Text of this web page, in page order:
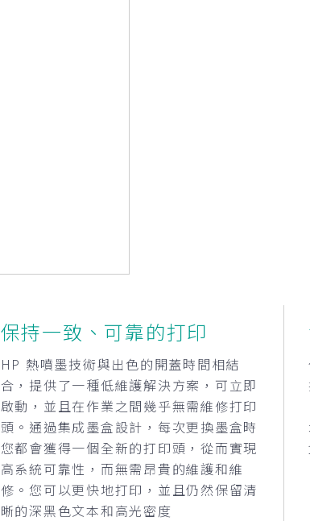
保持一致、可靠的打印
HP 熱噴墨技術與出色的開蓋時間相結
合，提供了一種低維護解決方案，可立即
啟動，並且在作業之間幾乎無需維修打印
頭。通過集成墨盒設計，每次更換墨盒時
您都會獲得一個全新的打印頭，從而實現
高系統可靠性，而無需昂貴的維護和維
修。您可以更快地打印，並且仍然保留清
晰的深黑色文本和高光密度